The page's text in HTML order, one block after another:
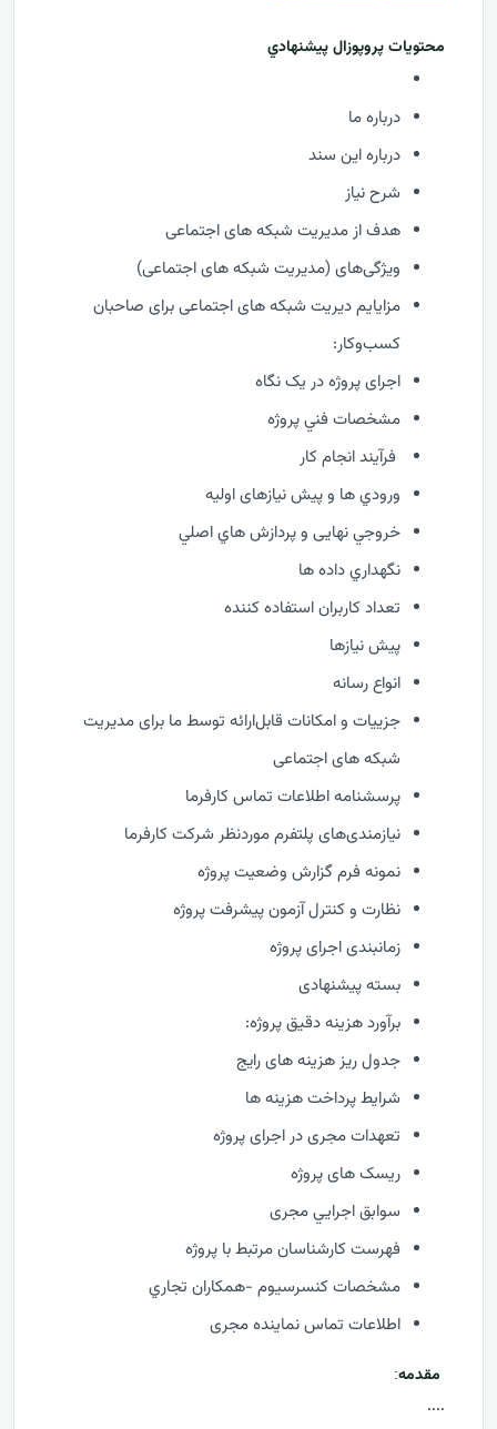
محتويات پروپوزال پيشنهادي
درباره ما
درباره این سند
شرح نیاز
هدف از مدیریت شبکه های اجتماعی
ویژگی‌های (مدیریت شبکه های اجتماعی)
مزایایم دیریت شبکه های اجتماعی برای صاحبان
کسب‌وکار:
اجرای پروژه در یک نگاه
مشخصات فني پروژه
فرآيند انجام کار
ورودي ها و پیش نیازهای اولیه
خروجي نهایی و پردازش هاي اصلي
نگهداري داده ها
تعداد کاربران استفاده کننده
پیش نیازها
انواع رسانه
جزییات و امکانات قابل‌ارائه توسط ما برای مدیریت
شبکه های اجتماعی
پرسشنامه اطلاعات تماس کارفرما
نیازمندی‌های پلتفرم موردنظر شرکت کارفرما
نمونه فرم گزارش وضعيت پروژه
نظارت و كنترل آزمون پیشرفت پروژه
زمانبندی اجرای پروژه
بسته پیشنهادی
برآورد هزینه دقیق پروژه:
جدول ریز هزینه های رایج
شرایط پرداخت هزینه ها
تعهدات مجری در اجرای پروژه
ریسک های پروژه
سوابق اجرايي مجری
فهرست كارشناسان مرتبط با پروژه
مشخصات كنسرسيوم -همكاران تجاري
اطلاعات تماس نماینده مجری
مقدمه:
....